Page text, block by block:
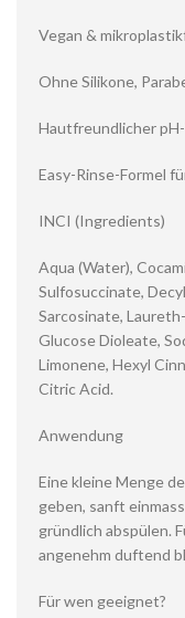
Vegan &
Ohne Silikone,
Hautfreundlicher
Easy-Rinse-Formel
INCI (Ingredients)
Aqua (Water),
Sulfosuccinate,
Sarcosinate,
Glucose Dioleate,
Limonene, Hexyl
Citric Acid.
Anwendung
Eine kleine Menge
geben, sanft
gründlich abspülen.
angenehm duftend
Für wen geeignet?